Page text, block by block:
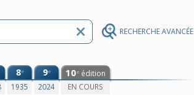
RECHERCHE AVANCÉE
8e
1935
9e
2024
10e édition
EN COURS